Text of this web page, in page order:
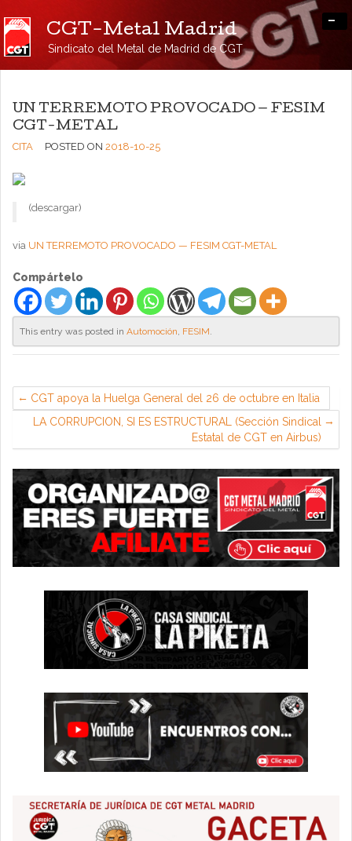
CGT-Metal Madrid
Sindicato del Metal de Madrid de CGT
-
UN TERREMOTO PROVOCADO — FESIM
CGT-METAL
CITA POSTED ON 2018-10-25
(descargar)
via UN TERREMOTO PROVOCADO — FESIM CGT-METAL
Compártelo
This entry was posted in Automoción, FESIM.
CGT apoya la Huelga General del 26 de octubre en Italia
LA CORRUPCION, SI ES ESTRUCTURAL (Sección Sindical
Estatal de CGT en Airbus)